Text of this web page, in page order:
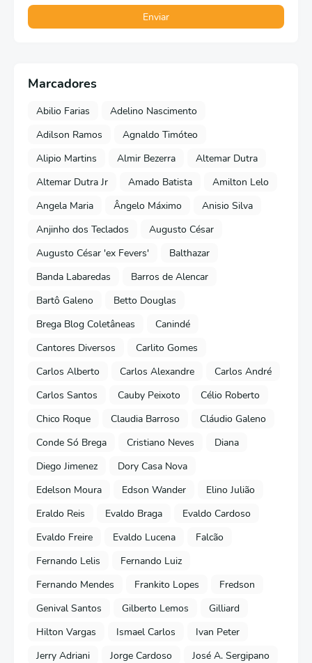
Marcadores
Abilio Farias
Adelino Nascimento
Adilson Ramos
Agnaldo Timóteo
Alipio Martins
Almir Bezerra
Altemar Dutra
Altemar Dutra Jr
Amado Batista
Amilton Lelo
Angela Maria
Ângelo Máximo
Anisio Silva
Anjinho dos Teclados
Augusto César
Augusto César 'ex Fevers'
Balthazar
Banda Labaredas
Barros de Alencar
Bartô Galeno
Betto Douglas
Brega Blog Coletâneas
Canindé
Cantores Diversos
Carlito Gomes
Carlos Alberto
Carlos Alexandre
Carlos André
Carlos Santos
Cauby Peixoto
Célio Roberto
Chico Roque
Claudia Barroso
Cláudio Galeno
Conde Só Brega
Cristiano Neves
Diana
Diego Jimenez
Dory Casa Nova
Edelson Moura
Edson Wander
Elino Julião
Eraldo Reis
Evaldo Braga
Evaldo Cardoso
Evaldo Freire
Evaldo Lucena
Falcão
Fernando Lelis
Fernando Luiz
Fernando Mendes
Frankito Lopes
Fredson
Genival Santos
Gilberto Lemos
Gilliard
Hilton Vargas
Ismael Carlos
Ivan Peter
Jerry Adriani
Jorge Cardoso
José A. Sergipano